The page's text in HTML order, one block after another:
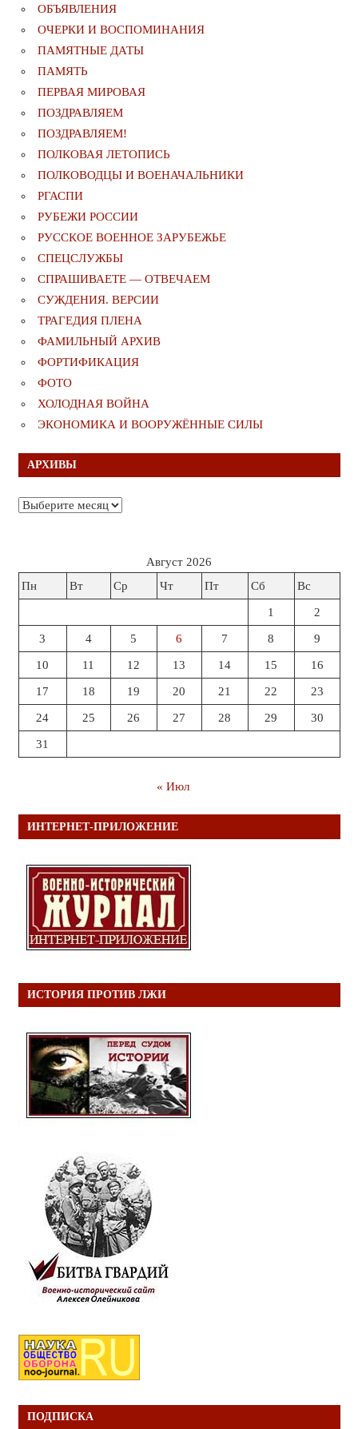
ОБЪЯВЛЕНИЯ
ОЧЕРКИ И ВОСПОМИНАНИЯ
ПАМЯТНЫЕ ДАТЫ
ПАМЯТЬ
ПЕРВАЯ МИРОВАЯ
ПОЗДРАВЛЯЕМ
ПОЗДРАВЛЯЕМ!
ПОЛКОВАЯ ЛЕТОПИСЬ
ПОЛКОВОДЦЫ И ВОЕНАЧАЛЬНИКИ
РГАСПИ
РУБЕЖИ РОССИИ
РУССКОЕ ВОЕННОЕ ЗАРУБЕЖЬЕ
СПЕЦСЛУЖБЫ
СПРАШИВАЕТЕ — ОТВЕЧАЕМ
СУЖДЕНИЯ. ВЕРСИИ
ТРАГЕДИЯ ПЛЕНА
ФАМИЛЬНЫЙ АРХИВ
ФОРТИФИКАЦИЯ
ФОТО
ХОЛОДНАЯ ВОЙНА
ЭКОНОМИКА И ВООРУЖЁННЫЕ СИЛЫ
АРХИВЫ
Архивы
Август 2026
Пн
Вт Ср Чт Пт Сб Вс
1 2
3 4 5 6 7 8 9
10 11 12 13 14 15 16
17 18 19 20 21 22 23
24 25 26 27 28 29 30
31
« Июл
ИНТЕРНЕТ-ПРИЛОЖЕНИЕ
ИСТОРИЯ ПРОТИВ ЛЖИ
ПОДПИСКА